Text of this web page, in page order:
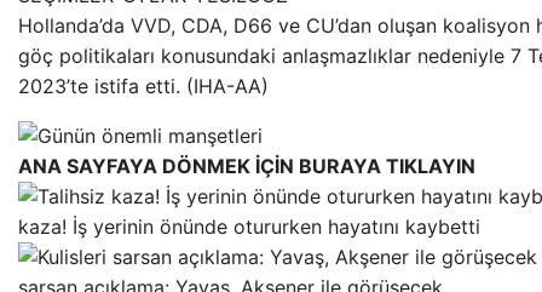
Hollanda’da VVD, CDA, D66 ve CU’dan oluşan koalisyon
göç politikaları konusundaki anlaşmazlıklar nedeniyle 7
2023’te istifa etti. (IHA-AA)
ANA SAYFAYA DÖNMEK İÇİN BURAYA TIKLAYIN
kaza! İş yerinin önünde otururken hayatını kaybetti
sarsan açıklama: Yavaş, Akşener ile görüşecek